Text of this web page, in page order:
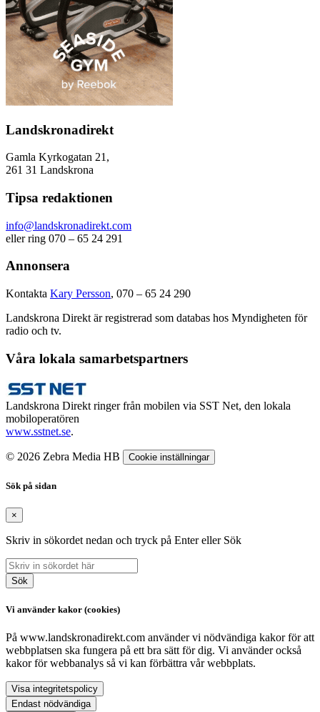
Landskronadirekt
Gamla Kyrkogatan 21,
261 31 Landskrona
Tipsa redaktionen
info@landskronadirekt.com
eller ring 070 – 65 24 291
Annonsera
Kontakta Kary Persson, 070 – 65 24 290
Landskrona Direkt är registrerad som databas hos Myndigheten för
radio och tv.
Våra lokala samarbetspartners
Landskrona Direkt ringer från mobilen via SST Net, den lokala
mobiloperatören
www.sstnet.se.
© 2026 Zebra Media HB Cookie inställningar
Sök på sidan
×
Skriv in sökordet nedan och tryck på Enter eller Sök
Sök
Vi använder kakor (cookies)
På www.landskronadirekt.com använder vi nödvändiga kakor för att
webbplatsen ska fungera på ett bra sätt för dig. Vi använder också
kakor för webbanalys så vi kan förbättra vår webbplats.
Visa integritetspolicy
Endast nödvändiga